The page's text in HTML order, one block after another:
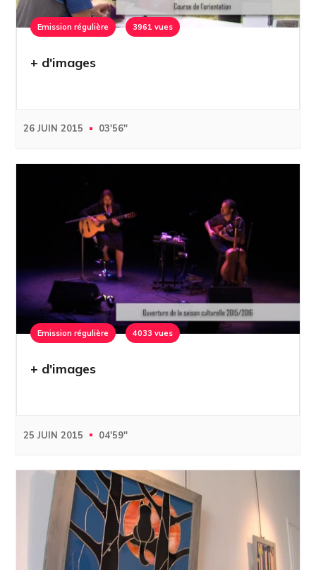
Emission régulière 3961 vues
+ d'images
26 JUIN 2015 03'56''
Emission régulière 4033 vues
+ d'images
25 JUIN 2015 04'59''